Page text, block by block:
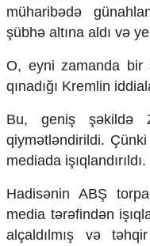
müharibədə g
şübhə altına aldı və
O, eyni zamanda bir
qınadığı Kremlin
Bu, geniş şəkildə
qiymətləndirildi.
mediada işıqlandırıldı.
Hadisənin ABŞ
media tərəfindən i
al çaldılmış və